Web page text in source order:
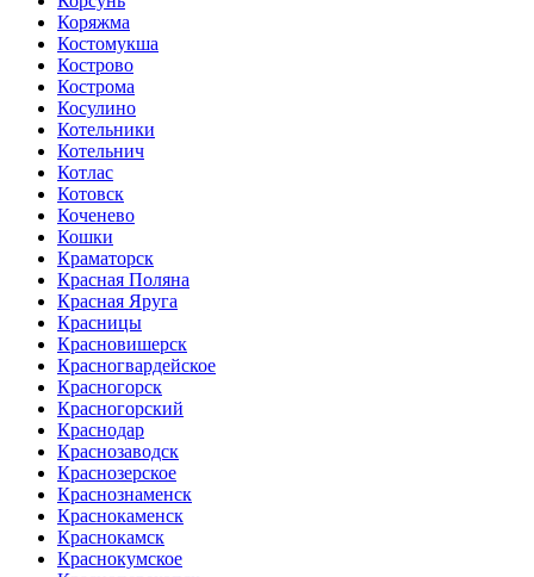
Коряжма
Костомукша
Кострово
Кострома
Косулино
Котельники
Котельнич
Котлас
Котовск
Коченево
Кошки
Краматорск
Красная Поляна
Красная Яруга
Красницы
Красновишерск
Красногвардейское
Красногорск
Красногорский
Краснодар
Краснозаводск
Краснозерское
Краснознаменск
Краснокаменск
Краснокамск
Краснокумское